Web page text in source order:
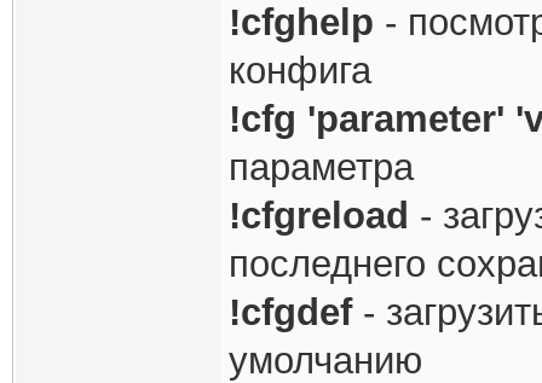
!cfghelp -
конфига
!cfg 'parameter'
параметра
!cfgreload -
последнего
!cfgdef-
умолчанию